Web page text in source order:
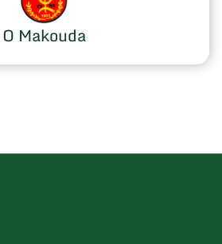
O Makouda